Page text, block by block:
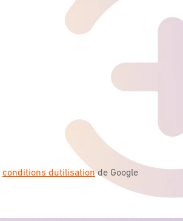
conditions dutilisationde Google